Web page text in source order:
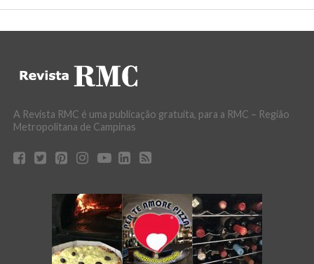
A Revista RMC é uma publicação gratuita, para a RMC – Região
Metropolitana de Campinas